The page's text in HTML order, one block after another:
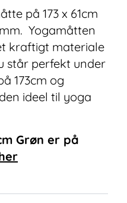
på 173 x 61cm
Yogamåtten
kraftigt materiale
står perfekt under
173cm og
ideel til yoga
Grøn er på